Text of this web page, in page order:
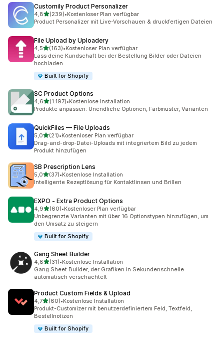
Customily Product Personalizer
4,8von 5 Sternen
(239)
239 Rezensionen insgesamt
•Kostenloser Plan verfügbar
Product Personalizer mit Live-Vorschauen & druckfertigen Dateien
File Upload by Uploadery
4,5von 5 Sternen
(163)
163 Rezensionen insgesamt
•Kostenloser Plan verfügbar
Lass deine Kundschaft bei der Bestellung Bilder oder Dateien
hochladen
Built for Shopify
SC Product Options
4,6von 5 Sternen
(1.197)
1197 Rezensionen insgesamt
•Kostenlose Installation
Produkte anpassen: Unendliche Optionen, Farbmuster, Varianten
QuickFiles — File Uploads
5,0von 5 Sternen
(21)
21 Rezensionen insgesamt
•Kostenloser Plan verfügbar
Drag-and-drop-Datei-Uploads mit integriertem Bild zu jedem
Produkt hinzufügen
SB Prescription Lens
5,0von 5 Sternen
(37)
37 Rezensionen insgesamt
•Kostenlose Installation
Intelligente Rezeptlösung für Kontaktlinsen und Brillen
EXPO ‑ Extra Product Options
4,9von 5 Sternen
(60)
60 Rezensionen insgesamt
•Kostenloser Plan verfügbar
Unbegrenzte Varianten mit über 16 Optionstypen hinzufügen, um
den Umsatz zu steigern
Built for Shopify
Gang Sheet Builder
4,8von 5 Sternen
(31)
31 Rezensionen insgesamt
•Kostenlose Installation
Gang Sheet Builder, der Grafiken in Sekundenschnelle
automatisch verschachtelt
Product Custom Fields & Upload
4,7von 5 Sternen
(60)
60 Rezensionen insgesamt
•Kostenlose Installation
Produkt-Customizer mit benutzerdefiniertem Feld, Textfeld,
Bestellnotizen
Built for Shopify